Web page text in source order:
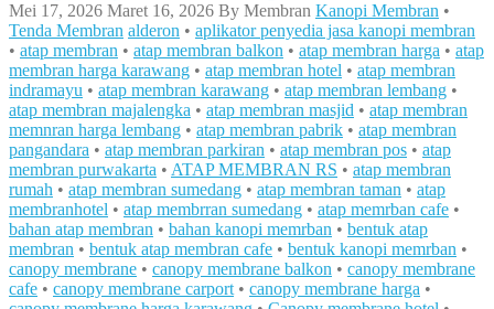
Mei 17, 2026 Maret 16, 2026 By Membran Kanopi Membran •
Tenda Membran alderon • aplikator penyedia jasa kanopi membran
• atap membran • atap membran balkon • atap membran harga • atap
membran harga karawang • atap membran hotel • atap membran
indramayu • atap membran karawang • atap membran lembang •
atap membran majalengka • atap membran masjid • atap membran
memnran harga lembang • atap membran pabrik • atap membran
pangandara • atap membran parkiran • atap membran pos • atap
membran purwakarta • ATAP MEMBRAN RS • atap membran
rumah • atap membran sumedang • atap membran taman • atap
membranhotel • atap membrran sumedang • atap memrban cafe •
bahan atap membran • bahan kanopi memrban • bentuk atap
membran • bentuk atap membran cafe • bentuk kanopi memrban •
canopy membrane • canopy membrane balkon • canopy membrane
cafe • canopy membrane carport • canopy membrane harga •